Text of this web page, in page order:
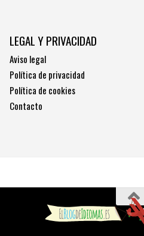
LEGAL Y PRIVACIDAD
Aviso legal
Política de privacidad
Política de cookies
Contacto